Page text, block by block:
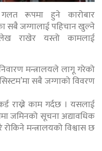
रूपमा हुने कारोबार
सबै जग्गालाई पहिचान खुल्ने
राखेर यस्तो कामलाई
मन्त्रालयले लागू गरेको
सबै जग्गाको विवरण
राख्ने काम गर्दछ । यसलाई
जमिनको सूचना अद्यावधिक
मन्त्रालयको विश्वास छ